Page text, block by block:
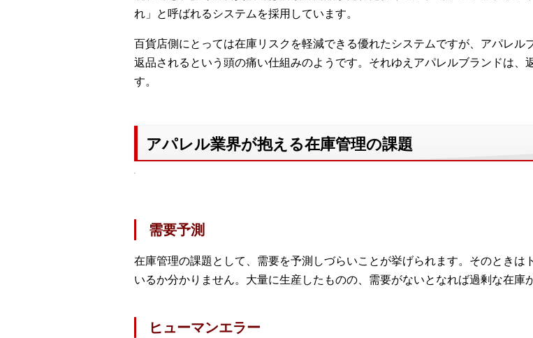
れ」と呼ばれるシステムを採用しています。
百貨店側にとっては在庫リスクを軽減できる優れたシステムですが、アパレ
返品されるという頭の痛い仕組みのようです。それゆえアパレルブランドは、
す。
アパレル業界が抱える在庫管理の課題
需要予測
在庫管理の課題として、需要を予測しづらいことが挙げられます。そのとき
いるか分かりません。大量に生産したものの、需要がないとなれば過剰な在庫
ヒューマンエラー